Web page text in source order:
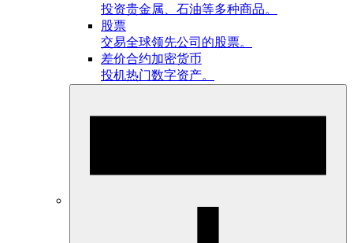
投资贵金属、石油等多种商品。
股票
交易全球领先公司的股票。
差价合约加密货币
投机热门数字资产。